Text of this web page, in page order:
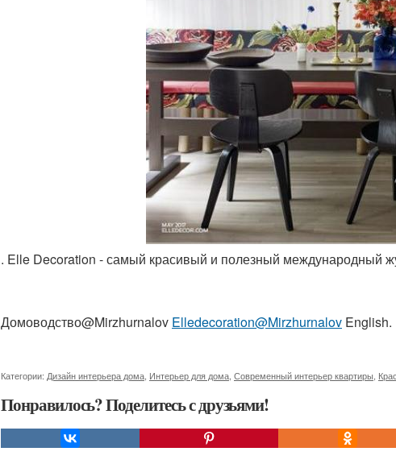
. Elle Decoration - самый красивый и полезный международный
Домоводство@Mirzhurnalov Elledecoration@Mirzhurnalov English.
Категории: Дизайн интерьера дома Интерьер для дома Современный интерьер квартиры
Понравилось? Поделитесь с друзьями!